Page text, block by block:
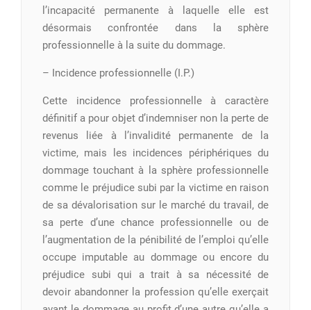
l’incapacité permanente à laquelle elle est
désormais confrontée dans la sphère
professionnelle à la suite du dommage.
– Incidence professionnelle (I.P.)
Cette incidence professionnelle à caractère
définitif a pour objet d’indemniser non la perte de
revenus liée à l’invalidité permanente de la
victime, mais les incidences périphériques du
dommage touchant à la sphère professionnelle
comme le préjudice subi par la victime en raison
de sa dévalorisation sur le marché du travail, de
sa perte d’une chance professionnelle ou de
l’augmentation de la pénibilité de l’emploi qu’elle
occupe imputable au dommage ou encore du
préjudice subi qui a trait à sa nécessité de
devoir abandonner la profession qu’elle exerçait